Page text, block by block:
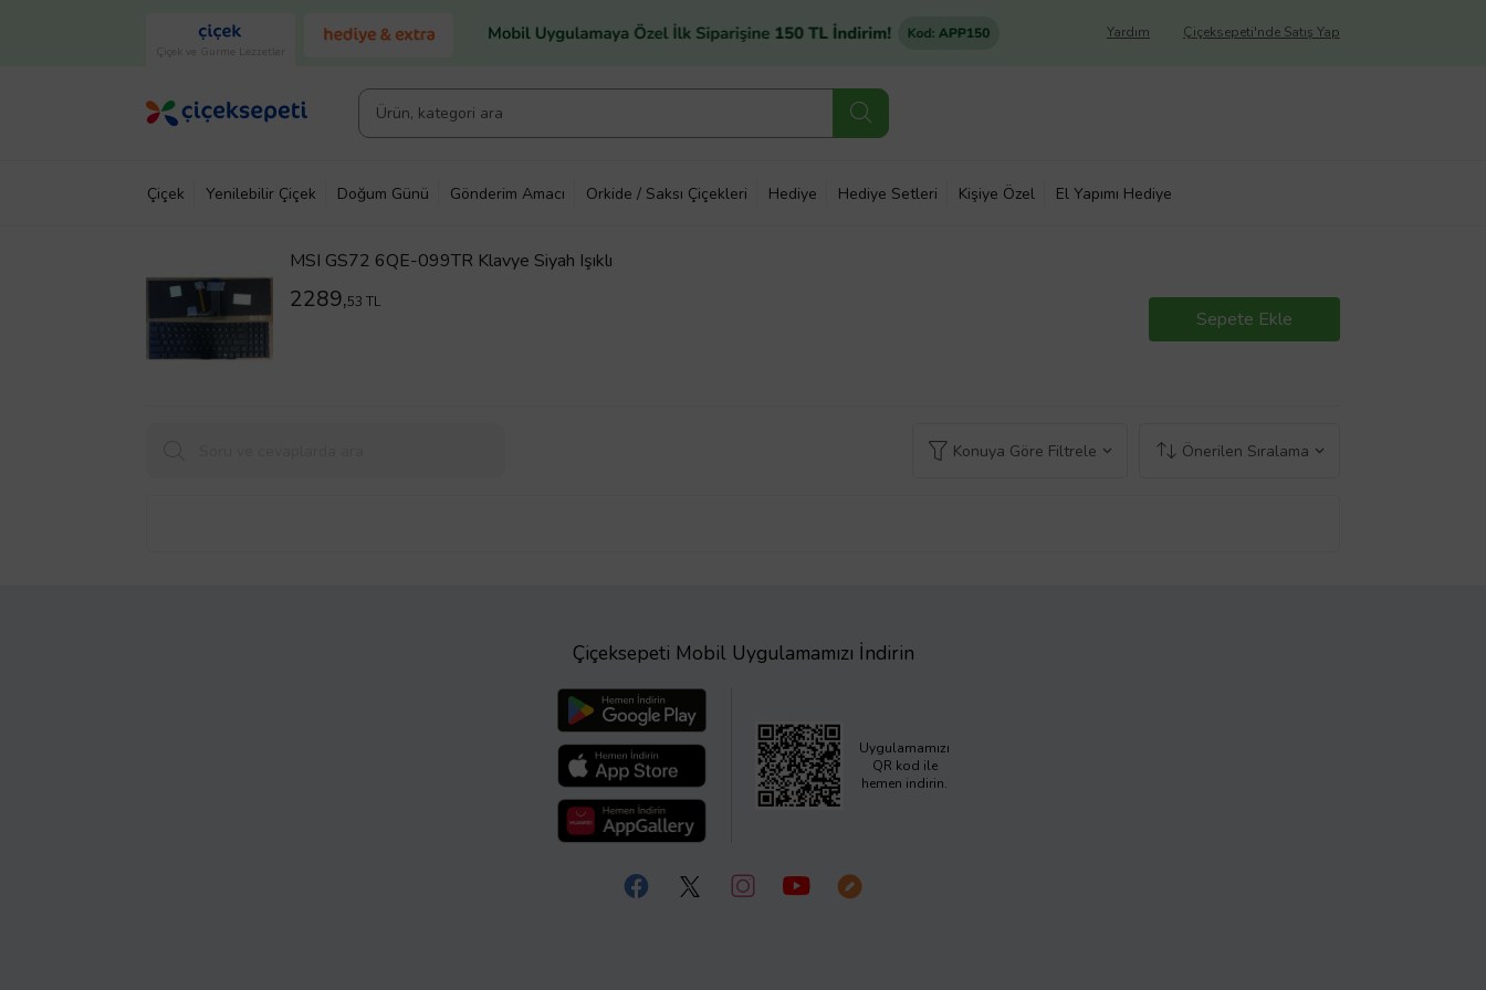
Çiçek ve Gurme Lezzetler
Çiçeksepeti'nde Satış Yap
Yardım
Çiçek Yenilebilir Çiçek Doğum Günü Gönderim Amacı Orkide / Saksı Çiçekleri Hediye Hediye Setleri Kişiye Özel El Yapımı Hediye
MSI GS72 6QE-099TR Klavye Siyah Işıklı
2289,53 TL
Sepete Ekle
Konuya Göre Filtrele Önerilen Sıralama
Çiçeksepeti Mobil Uygulamamızı İndirin
Uygulamamızı
QR kod ile
hemen indirin.